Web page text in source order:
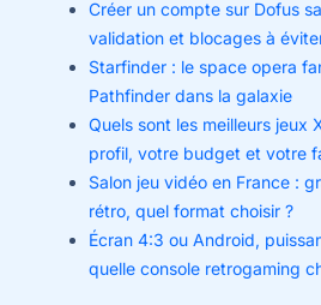
Créer un compte sur Dofus
validation et blocages à
Starfinder : le space opera
Pathfinder dans la galaxie
Quels sont les meilleurs jeux
profil, votre budget et votre
Salon jeu vidéo en France :
rétro, quel format choisir ?
Écran 4:3 ou Android,
quelle console retrogaming